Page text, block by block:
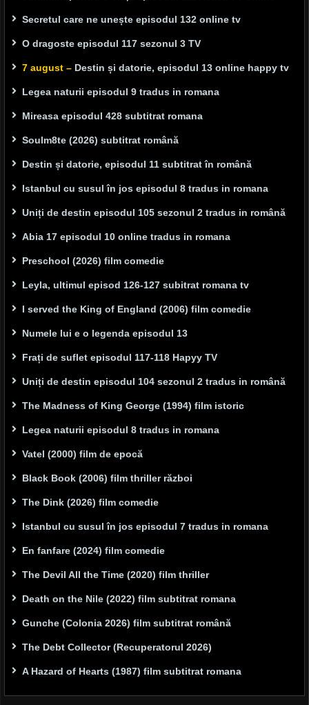
Secretul care ne unește episodul 132 online tv
O dragoste episodul 117 sezonul 3 TV
7 august – Destin și datorie, episodul 13 online happy tv
Legea naturii episodul 9 tradus in romana
Mireasa episodul 428 subtitrat romana
Soulm8te (2026) subtitrat română
Destin și datorie, episodul 11 subtitrat în română
Istanbul cu susul în jos episodul 8 tradus in romana
Uniți de destin episodul 105 sezonul 2 tradus in română
Abia 17 episodul 10 online tradus in romana
Preschool (2026) film comedie
Leyla, ultimul episod 126-127 subitrat romana tv
I served the King of England (2006) film comedie
Numele lui e o legenda episodul 13
Frați de suflet episodul 117-118 Hapyy TV
Uniți de destin episodul 104 sezonul 2 tradus in română
The Madness of King George (1994) film istoric
Legea naturii episodul 8 tradus in romana
Vatel (2000) film de epocă
Black Book (2006) film thriller război
The Dink (2026) film comedie
Istanbul cu susul în jos episodul 7 tradus in romana
En fanfare (2024) film comedie
The Devil All the Time (2020) film thriller
Death on the Nile (2022) film subtitrat romana
Gunche (Colonia 2026) film subtitrat română
The Debt Collector (Recuperatorul 2026)
A Hazard of Hearts (1987) film subtitrat romana